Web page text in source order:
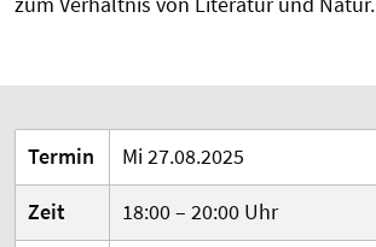
Termin
Mi 27.08.2025
Zeit
18:00 – 20:00 Uhr